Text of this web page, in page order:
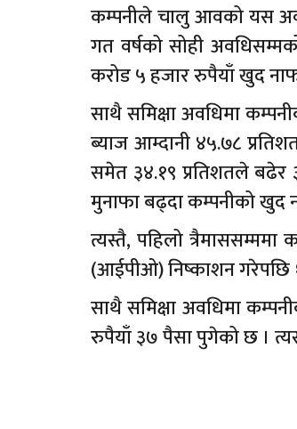
कम्पनीले चालु आवको यस
गत वर्षको सोही
करोड ५ हजार रुपैयाँ खुद
साथै समिक्षा अवधिमा
ब्याज आम्दानी ४५.७८
समेत ३४.१९ प्रतिशतले
मुनाफा बढ्दा कम्पनीको खुद
त्यस्तै, पहिलो
(आईपीओ) निष्काशन गरेपछि
साथै समिक्षा अवधिमा
रुपैयाँ ३७ पैसा पुगेको छ ।